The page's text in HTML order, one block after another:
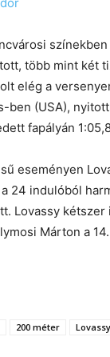
több mint két
elég a
ben (USA),
fapályán
eseményen
24 indulóból
Lovassy
Márton a
200 méter